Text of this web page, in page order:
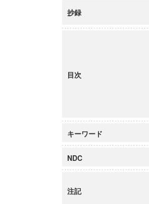
抄録
目次
キーワード
NDC
注記